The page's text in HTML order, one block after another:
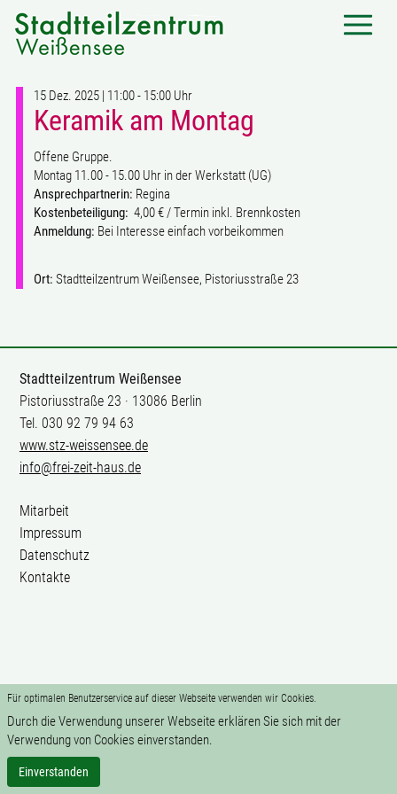
Für optimalen Benutzerservice auf dieser Webseite verwenden wir Cookies.
Durch die Verwendung unserer Webseite erklären Sie sich mit der
Verwendung von Cookies einverstanden.
Einverstanden
15 Dez. 2025 | 11:00 - 15:00 Uhr
Keramik am Montag
Offene Gruppe.
Montag 11.00 - 15.00 Uhr in der Werkstatt (UG)
Ansprechpartnerin: Regina
Kostenbeteiligung: 4,00 € / Termin inkl. Brennkosten
Anmeldung: Bei Interesse einfach vorbeikommen
Ort: Stadtteilzentrum Weißensee, Pistoriusstraße 23
Stadtteilzentrum Weißensee
Pistoriusstraße 23 · 13086 Berlin
Tel. 030 92 79 94 63
www.stz-weissensee.de
info@frei-zeit-haus.de
Mitarbeit
Impressum
Datenschutz
Kontakte